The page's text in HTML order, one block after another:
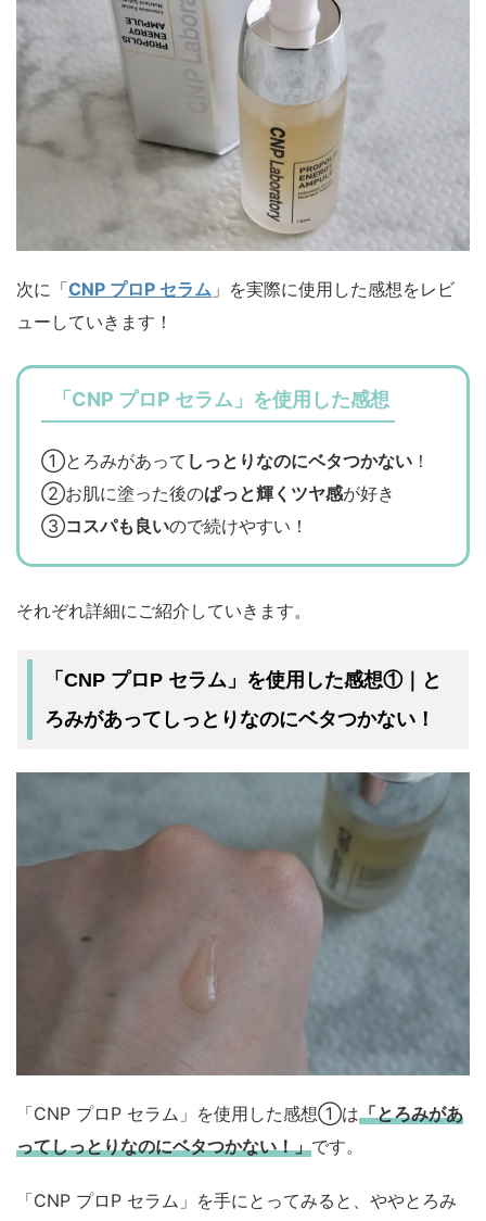
次に「CNP プロP セラム 」を実際に使用した感想をレビ
ューしていきます！
「CNP プロP セラム」を使用した感想
①とろみがあって しっとりなのにベタつかない ！
②お肌に塗った後のぱっと輝くツヤ感が好き
③コスパも良いので続けやすい！
それぞれ詳細にご紹介していきます。
「CNP プロP セラム」を使用した感想①｜と
ろみがあって しっとりなのにベタつかない ！
「CNP プロP セラム」を使用した感想①は「とろみがあ
ってしっとりなのにベタつかない！」です。
「CNP プロP セラム」を手にとってみると、ややとろみ